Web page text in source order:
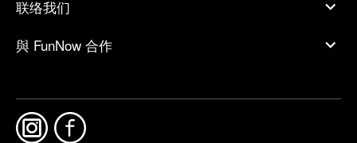
联络我们
與 FunNow 合作